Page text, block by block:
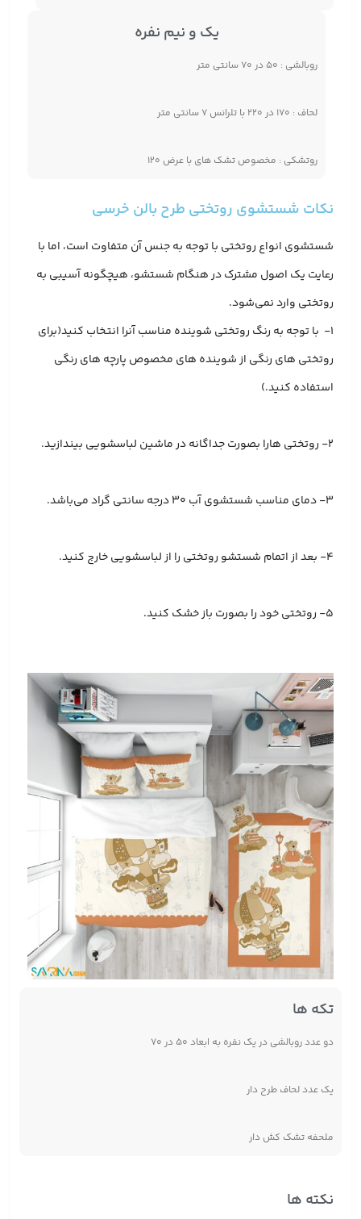
یک و نیم نفره
روبالشی : ۵۰ در ۷۰ سانتی متر
لحاف : ۱۷۰ در ۲۲۰ با تلرانس ۷ سانتی متر
روتشکی : مخصوص تشک های با عرض ۱۲۰
نکات شستشوی روتختی طرح بالن خرسی
شستشوی انواع روتختی با توجه به جنس آن متفاوت است، اما با
رعایت یک اصول مشترک در هنگام شستشو، هیچگونه آسیبی به
روتختی وارد نمی‌شود.
1- با توجه به رنگ روتختی شوینده مناسب آنرا انتخاب کنید(برای
روتختی های رنگی از شوینده های مخصوص پارچه های رنگی
استفاده کنید.)
2- روتختی هارا بصورت جداگانه در ماشین لباسشویی بیندازید.
3- دمای مناسب شستشوی آب 30 درجه سانتی گراد می‌باشد.
4- بعد از اتمام شستشو روتختی را از لباسشویی خارج کنید.
5- روتختی خود را بصورت باز خشک کنید.
تکه ها
دو عدد روبالشی در یک نفره به ابعاد ۵۰ در ۷۰
یک عدد لحاف طرح دار
ملحفه تشک کش دار
نکته ها